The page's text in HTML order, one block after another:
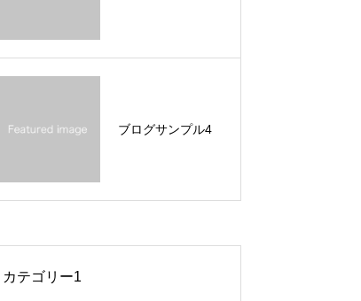
ブログサンプル4
カテゴリー1